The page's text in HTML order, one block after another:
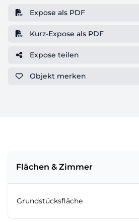
Expose als PDF
Kurz-Expose als PDF
Expose teilen
Objekt merken
Flächen & Zimmer
Grundstücksfläche